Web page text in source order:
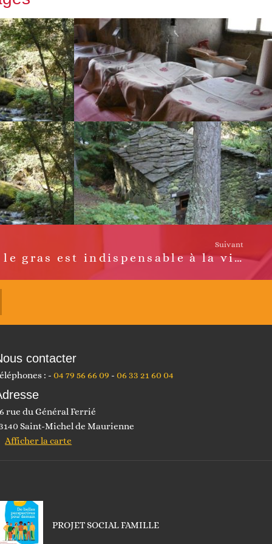
Suivant
Pourquoi le gras est indispensable à la vie ?
contacter
: 04 79 56 66 09 06 33 21 60 04
rue du Général Ferrié
Saint-Michel de Maurienne
Afficher la carte
PROJET SOCIAL FAMILLE